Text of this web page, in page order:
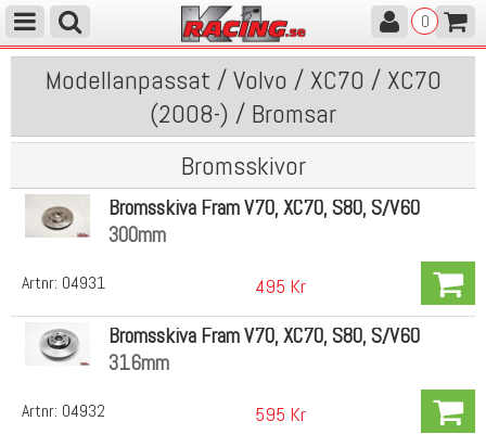
0
Modellanpassat / Volvo / XC70 / XC70
(2008-) / Bromsar
Bromsskivor
Artnr: 04931
Bromsskiva Fram V70, XC70, S80, S/V60
300mm
495 Kr
Artnr: 04932
Bromsskiva Fram V70, XC70, S80, S/V60
316mm
595 Kr